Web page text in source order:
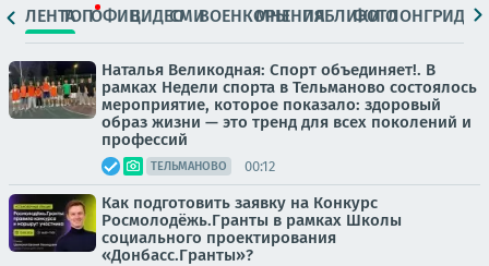
ЛЕНТАТОПОФИЦ.ВИДЕОСМИВОЕНКОРЫМНЕНИЯПАБЛИКИ
ФОТОЛОНГРИДЫ
Наталья Великодная: Спорт объединяет!. В
рамках Недели спорта в Тельманово состоялось
мероприятие, которое показало: здоровый
образ жизни — это тренд для всех поколений и
профессий
ТЕЛЬМАНОВО 00:12
Как подготовить заявку на Конкурс
Росмолодёжь.Гранты в рамках Школы
социального проектирования
«Донбасс.Гранты»?